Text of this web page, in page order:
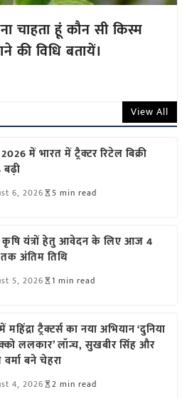
चाहता हूं कौन सी किस्म
की विधि बतायें।
View All
में भारत में ट्रैक्टर रिटेल बिक्री
बढ़ी
6, 2026 5 min read
कृषि यंत्रों हेतु आवेदन के लिए आज 4
अंतिम तिथि
5, 2026 1 min read
ट्रैक्टर्स का नया अभियान ‘दुनिया
ललकार’ लॉन्च, सुखबीर सिंह और
बने चेहरा
4, 2026 2 min read